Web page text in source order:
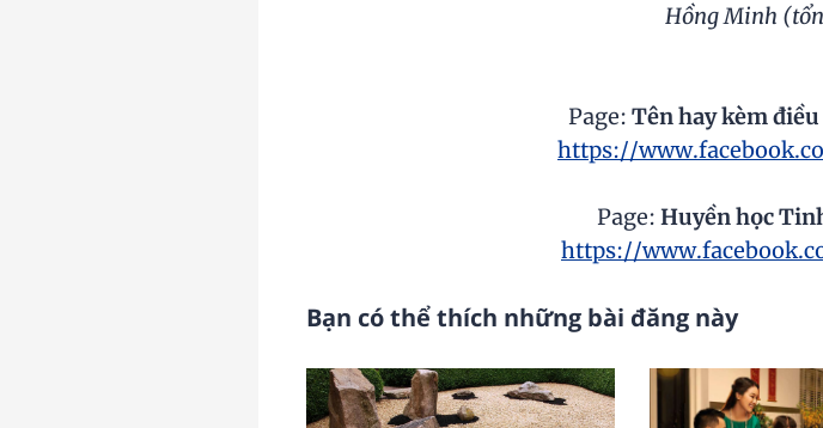
Hồng Minh
Page: Tên hay kèm
https://
Page: Huyền học
https://
Bạn có thể thích những bài đăng này